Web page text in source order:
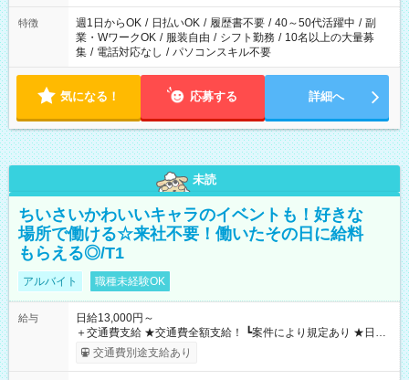
特徴 週1日からOK / 日払いOK / 履歴書不要 / 40～50代活躍中 / 副
業・WワークOK / 服装自由 / シフト勤務 / 10名以上の大量募
集 / 電話対応なし / パソコンスキル不要
気になる！ 応募する 詳細へ
未読
ちいさいかわいいキャラのイベントも！好きな
場所で働ける☆来社不要！働いたその日に給料
もらえる◎/T1
アルバイト 職種未経験OK
給与
日給13,000円～
＋交通費支給 ★交通費全額支給！ ┗案件により規定あり ★日払
いOK！（規定あり） ┗働いたその日に現金GET♪ お仕事後はコ
ンビニATMから 日払い分を引き落とせます！ 【試用期間】試
交通費別途支給あり